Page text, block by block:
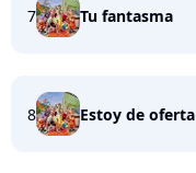
7 Tu fantasma
8 Estoy de oferta